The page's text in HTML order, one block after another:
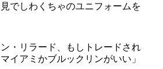
でしわくちゃのユニフォームを
・リラード、もしトレードされ
イアミかブルックリンがいい」